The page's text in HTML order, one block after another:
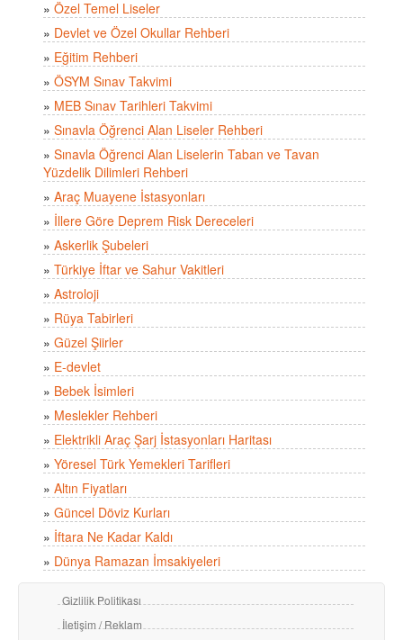
» Özel Temel Liseler
» Devlet ve Özel Okullar Rehberi
» Eğitim Rehberi
» ÖSYM Sınav Takvimi
» MEB Sınav Tarihleri Takvimi
» Sınavla Öğrenci Alan Liseler Rehberi
» Sınavla Öğrenci Alan Liselerin Taban ve Tavan
Yüzdelik Dilimleri Rehberi
» Araç Muayene İstasyonları
» İllere Göre Deprem Risk Dereceleri
» Askerlik Şubeleri
» Türkiye İftar ve Sahur Vakitleri
» Astroloji
» Rüya Tabirleri
» Güzel Şiirler
» E-devlet
» Bebek İsimleri
» Meslekler Rehberi
» Elektrikli Araç Şarj İstasyonları Haritası
» Yöresel Türk Yemekleri Tarifleri
» Altın Fiyatları
» Güncel Döviz Kurları
» İftara Ne Kadar Kaldı
» Dünya Ramazan İmsakiyeleri
Gizlilik Politikası
İletişim / Reklam